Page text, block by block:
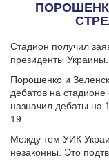
Стадион получил
президенты Украины.
Порошенко и
дебатов на
назначил дебаты на
19.
Между тем УИК
незаконны. Это